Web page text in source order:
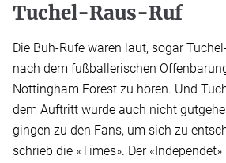
Tuchel-Raus-Ruf
Die Buh-Rufe waren laut, sogar
nach dem fußballerischen
Nottingham Forest zu hören. Und
dem Auftritt wurde auch nicht
gingen zu den Fans, um sich zu
schrieb die «Times». Der